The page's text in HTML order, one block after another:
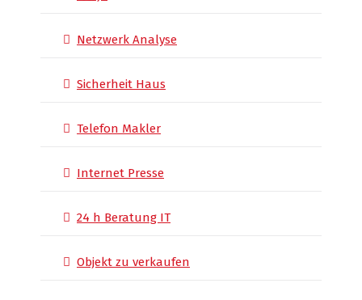
Netzwerk Analyse
Sicherheit Haus
Telefon Makler
Internet Presse
24 h Beratung IT
Objekt zu verkaufen